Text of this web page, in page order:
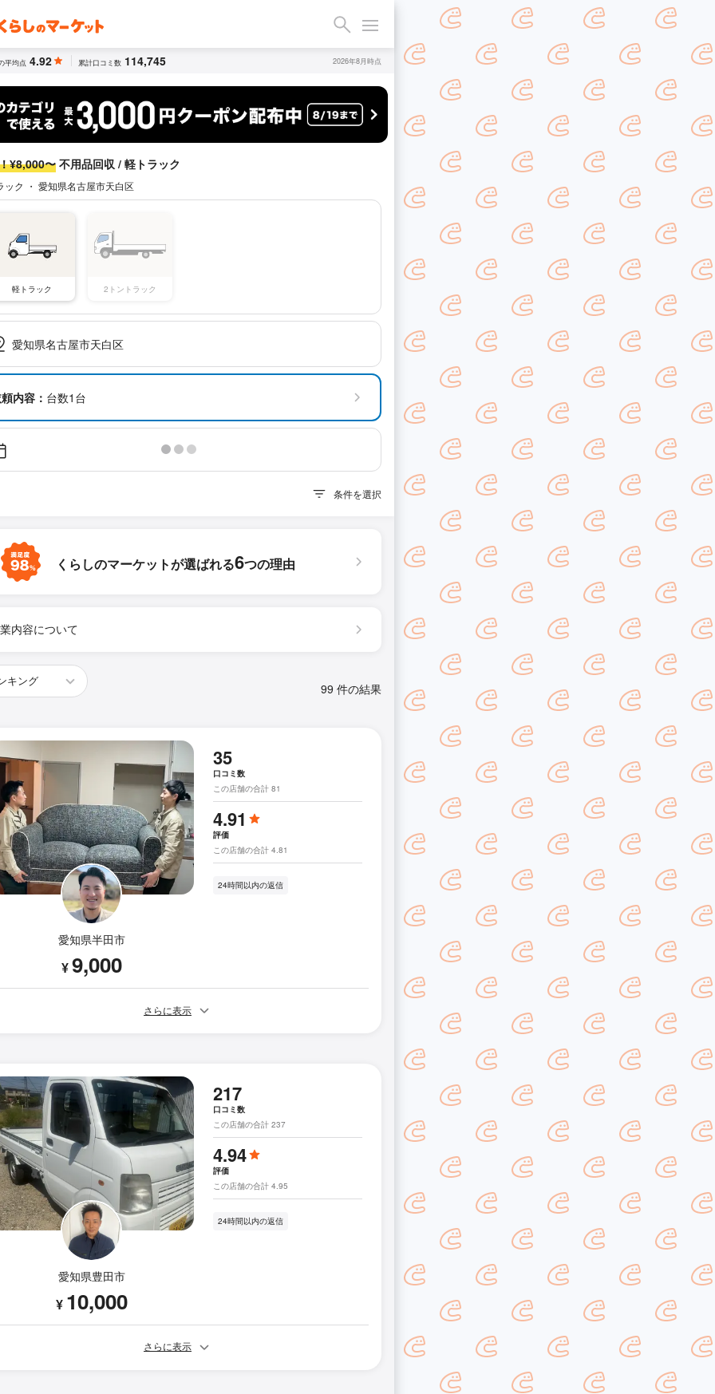
平均点 4.92 累計口コミ数 114,745 2026年8月時点
¥8,000〜 不用品回収 / 軽トラック
ック ・ 愛知県名古屋市天白区
軽トラック 2トントラック
愛知県名古屋市天白区
内容： 台数1台
条件を選択
くらしのマーケットが選ばれる6つの理由
内容について
99 件の結果
愛知県半田市
¥9,000
35
口コミ数
この店舗の合計 81
4.91
評価
この店舗の合計 4.81
24時間以内の返信
さらに表示
愛知県豊田市
¥ 10,000
217
口コミ数
この店舗の合計 237
4.94
評価
この店舗の合計 4.95
24時間以内の返信
さらに表示